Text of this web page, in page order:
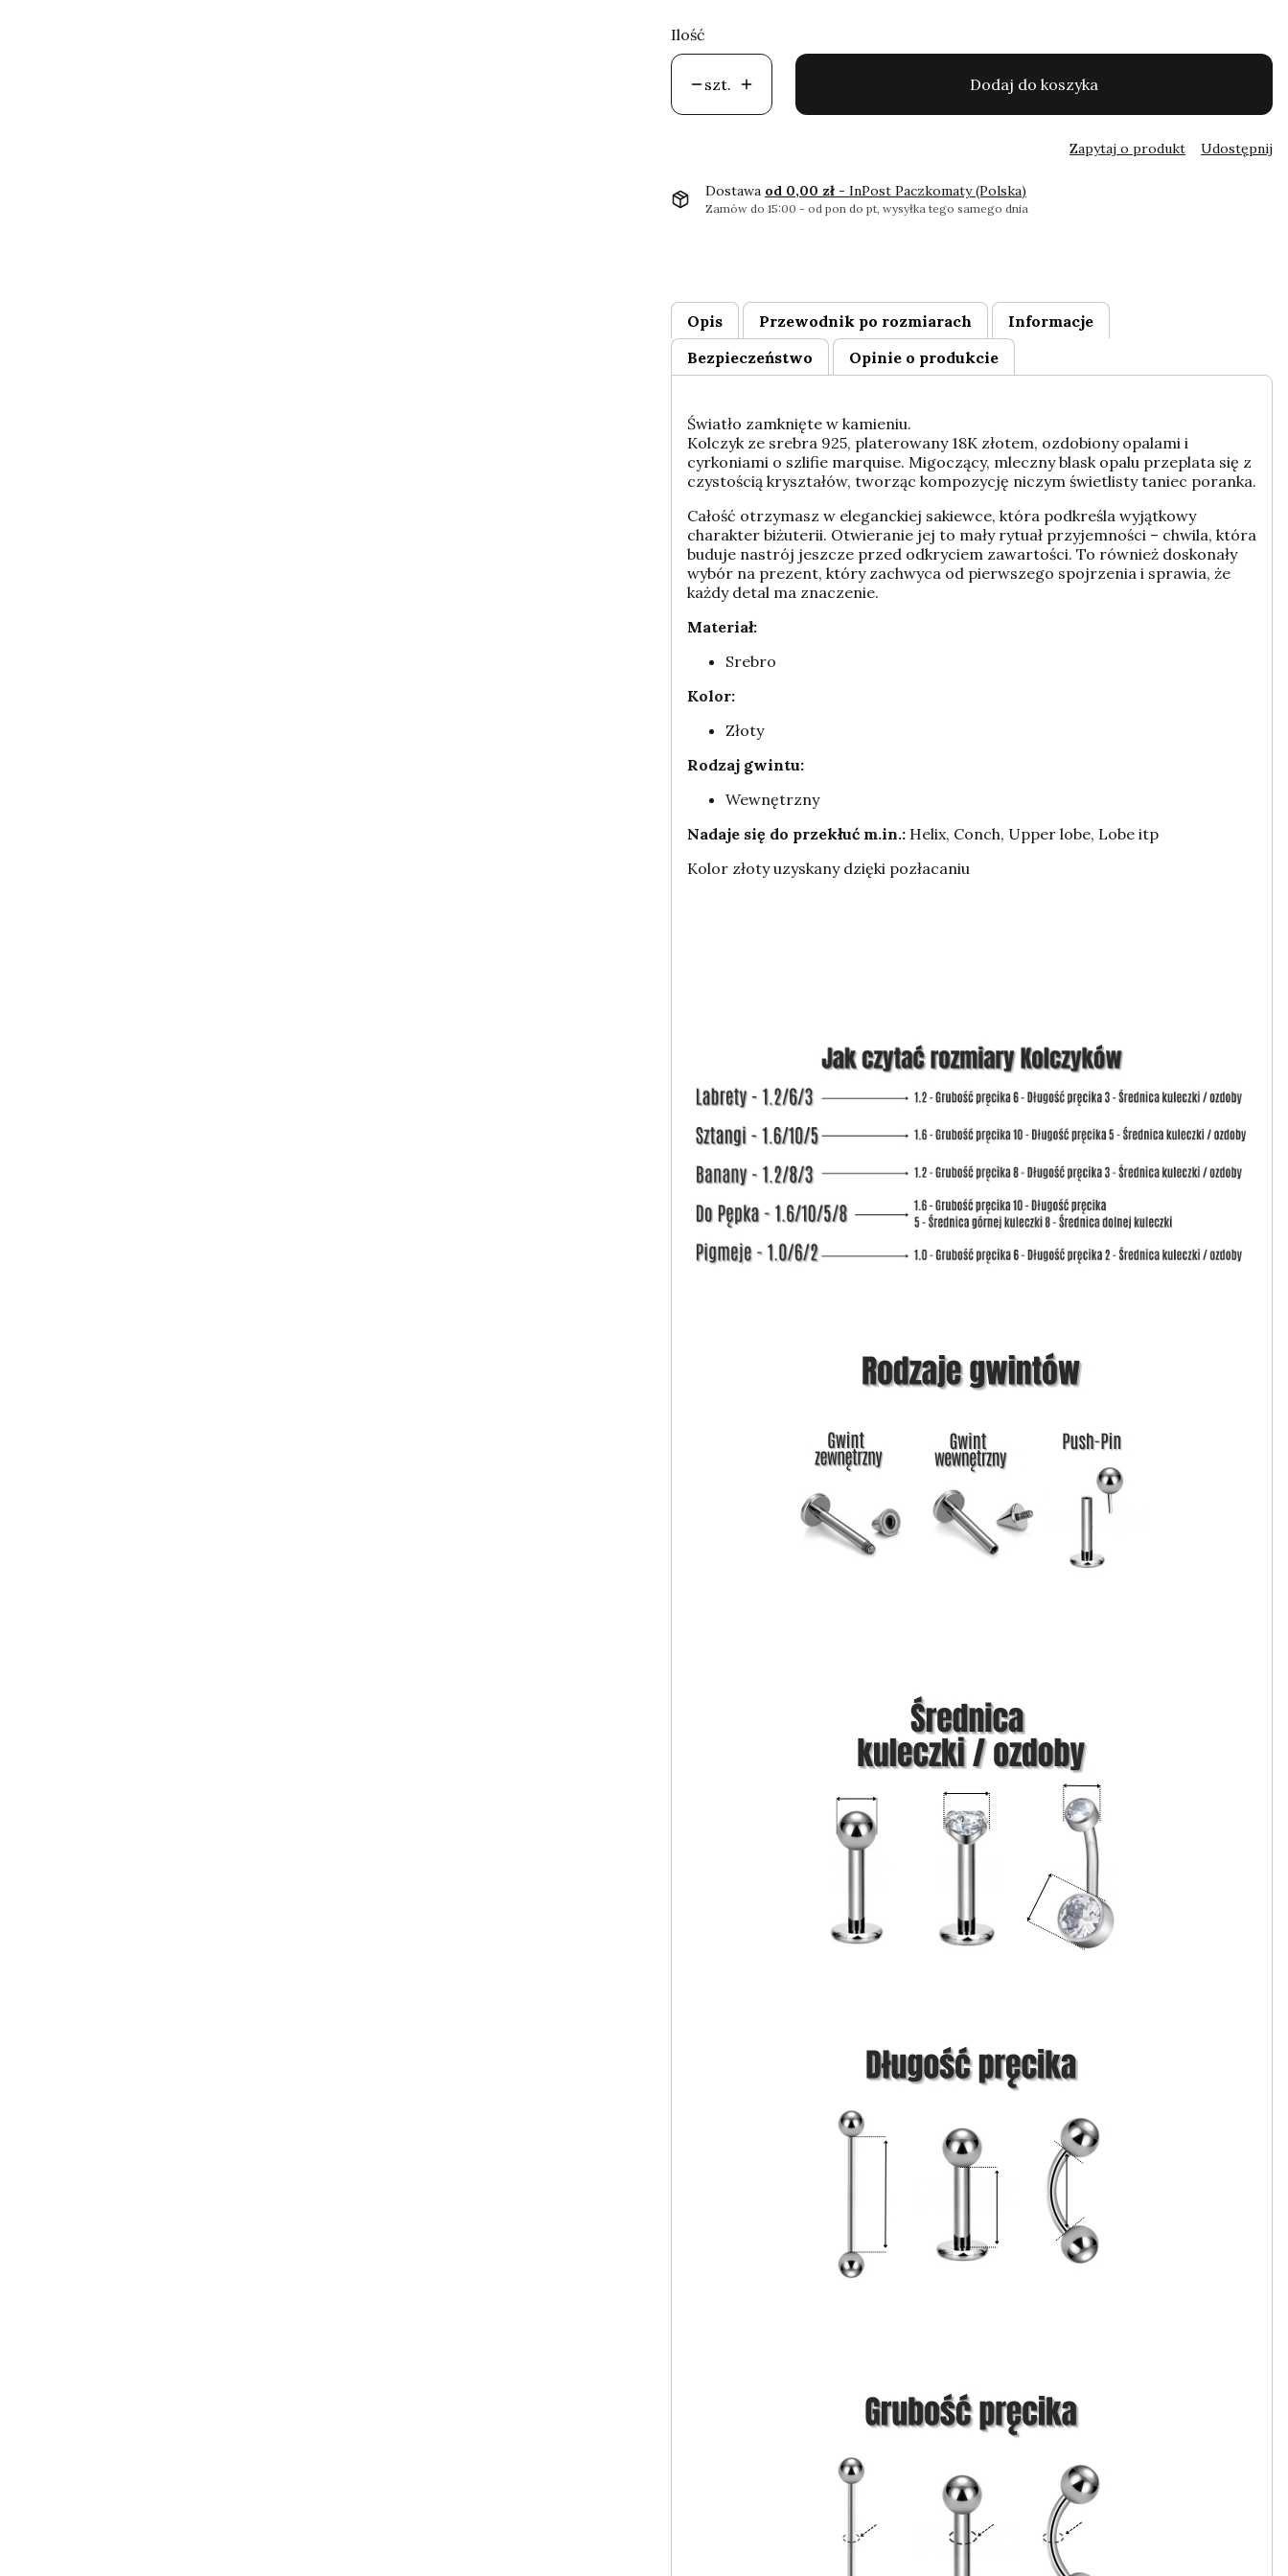
Ilość
szt. Dodaj do koszyka
Zapytaj o produkt Udostępnij
Dostawa od 0,00 zł - InPost Paczkomaty (Polska)
Zamów do 15:00 - od pon do pt, wysyłka tego samego dnia
Opis Przewodnik po rozmiarach
Informacje
Bezpieczeństwo
Opinie o produkcie
Światło zamknięte w kamieniu.
Kolczyk ze srebra 925, platerowany 18K złotem, ozdobiony opalami i
cyrkoniami o szlifie marquise. Migoczący, mleczny blask opalu przeplata się z
czystością kryształów, tworząc kompozycję niczym świetlisty taniec poranka.
Całość otrzymasz w eleganckiej sakiewce, która podkreśla wyjątkowy
charakter biżuterii. Otwieranie jej to mały rytuał przyjemności – chwila, która
buduje nastrój jeszcze przed odkryciem zawartości. To również doskonały
wybór na prezent, który zachwyca od pierwszego spojrzenia i sprawia, że
każdy detal ma znaczenie.
Materiał:
Srebro
Kolor:
Złoty
Rodzaj gwintu:
Wewnętrzny
Nadaje się do przekłuć m.in.: Helix, Conch, Upper lobe, Lobe itp
Kolor złoty uzyskany dzięki pozłacaniu